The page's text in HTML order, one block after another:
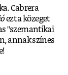
Cabrera
ezt a közeget
"szemantikai
annak színes